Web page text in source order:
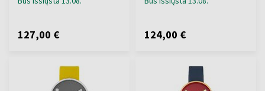
127,00 € 124,00 €